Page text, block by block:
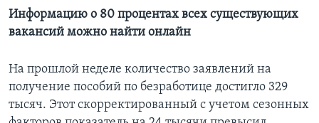
ПерейтиПОЧЕМУ ЭТО ВАЖНО?
ДЕТАЛИ
НЬЮ-ЙОРК NEW YORK
АМЕРИКА. БОЛЬШОЕ ПУТЕШЕСТВИЕ
А КАК В АМЕРИКЕ?
АМЕРИКАНСКИЕ ГОРОДКИ
ТЕСТЫ
ФАКТЫ ПРОТИВ ФЕЙКОВ
ЗА СВОБОДУ ПРЕССЫ
УЧИМ АНГЛИЙСКИЙ
ВИДЕО
ПОДПИСКА НА НОВОСТИ
Информацию о 80 процентах всех существующих
вакансий можно найти онлайн
На прошлой неделе количество заявлений на
получение пособий по безработице достигло 329
тысяч. Этот скорректированный с учетом сезонных